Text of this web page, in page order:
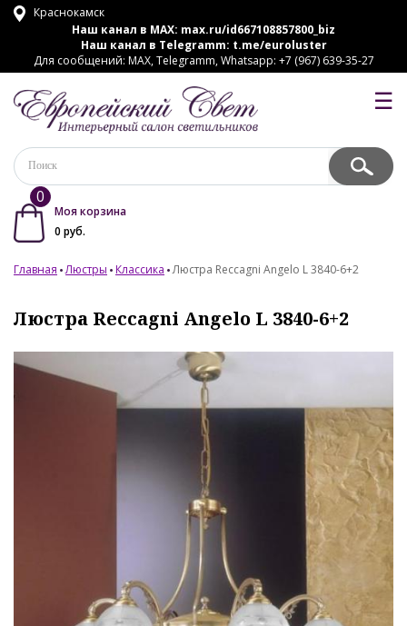
Краснокамск
Наш канал в MAX: max.ru/id667108857800_biz
Наш канал в Telegramm: t.me/euroluster
Для сообщений: MAX, Telegramm, Whatsapp: +7 (967) 639-35-27
☰
0
Моя корзина
0 руб.
Главная Люстры Классика Люстра Reccagni Angelo L 3840-6+2
Люстра Reccagni Angelo L 3840-6+2